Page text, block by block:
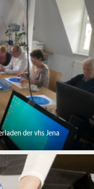
der vhs Jena